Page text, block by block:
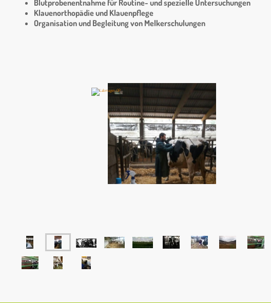
Blutprobenentnahme für Routine- und spezielle Untersuchungen
Klauenorthopädie und Klauenpflege
Organisation und Begleitung von Melkerschulungen